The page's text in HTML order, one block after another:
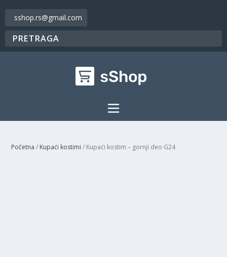
sshop.rs@gmail.com
Početna / Kupaći kostimi / Kupaći kostim – gornji deo G24